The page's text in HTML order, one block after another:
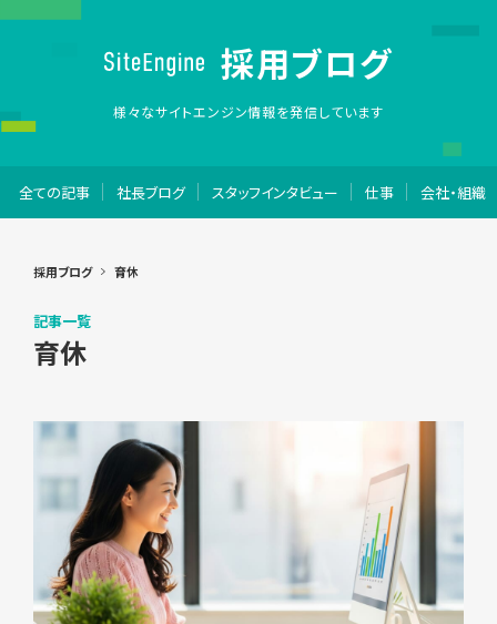
採用ブログ
様々なサイトエンジン情報を発信しています
全ての記事 社長ブログ スタッフインタビュー 仕事 会社・組織
採用ブログ 育休
記事一覧
育休